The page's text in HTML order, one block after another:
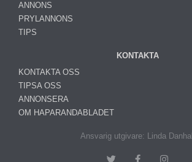
ANNONS
PRYLANNONS
TIPS
KONTAKTA
KONTAKTA OSS
TIPSA OSS
ANNONSERA
OM HAPARANDABLADET
Ansvarig utgivare: Linda Danhall